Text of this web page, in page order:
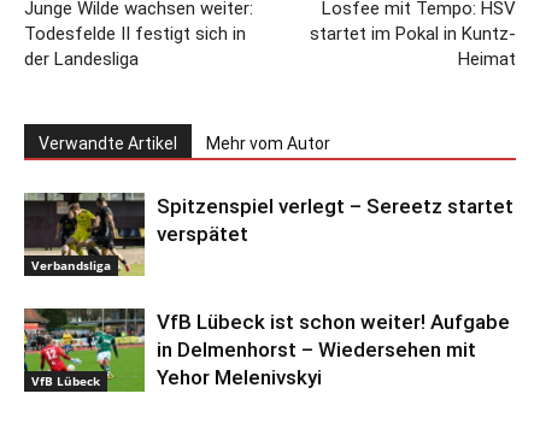
Junge Wilde wachsen weiter:
Todesfelde II festigt sich in
der Landesliga
Losfee mit Tempo: HSV
startet im Pokal in Kuntz-
Heimat
Verwandte Artikel Mehr vom Autor
Verbandsliga
Spitzenspiel verlegt – Sereetz startet
verspätet
VfB Lübeck
VfB Lübeck ist schon weiter! Aufgabe
in Delmenhorst – Wiedersehen mit
Yehor Melenivskyi